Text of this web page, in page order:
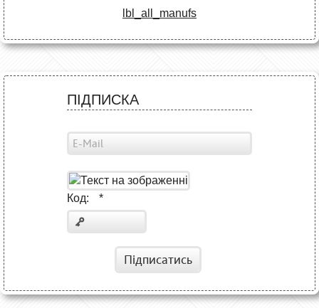
lbl_all_manufs
ПІДПИСКА
Код: *
Підписатись